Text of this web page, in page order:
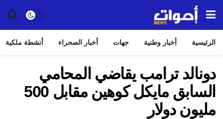
الرئيسية أخبار وطنية جهات أخبار الصحراء أنشطة ملكية
دونالد ترامب يقاضي المحامي
السابق مايكل كوهين مقابل 500
مليون دولار